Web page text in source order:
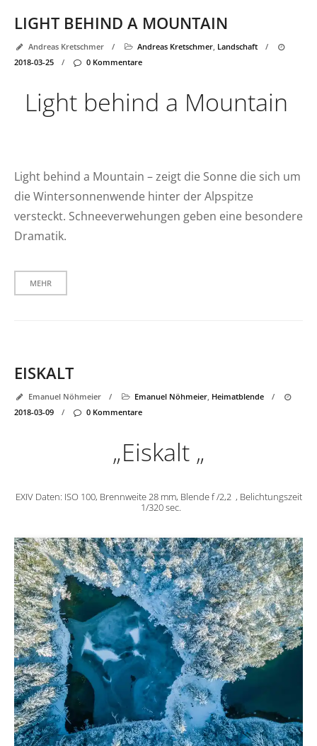
LIGHT BEHIND A MOUNTAIN
Andreas Kretschmer / Andreas Kretschmer, Landschaft
/
2018-03-25
/ 0 Kommentare
Light behind a Mountain
Light behind a Mountain – zeigt die Sonne die sich um
die Wintersonnenwende hinter der Alpspitze
versteckt. Schneeverwehungen geben eine besondere
Dramatik.
MEHR
EISKALT
Emanuel Nöhmeier / Emanuel Nöhmeier, Heimatblende
/
2018-03-09
/ 0 Kommentare
„Eiskalt „
EXIV Daten: ISO 100, Brennweite 28 mm, Blende f /2,2 , Belichtungszeit
1/320 sec.